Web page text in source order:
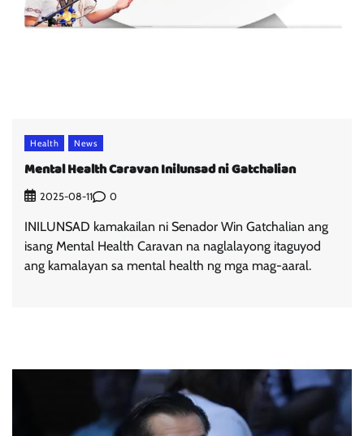
Health News
Mental Health Caravan Inilunsad ni Gatchalian
2025-08-11 0
INILUNSAD kamakailan ni Senador Win Gatchalian ang
isang Mental Health Caravan na naglalayong itaguyod
ang kamalayan sa mental health ng mga mag-aaral.